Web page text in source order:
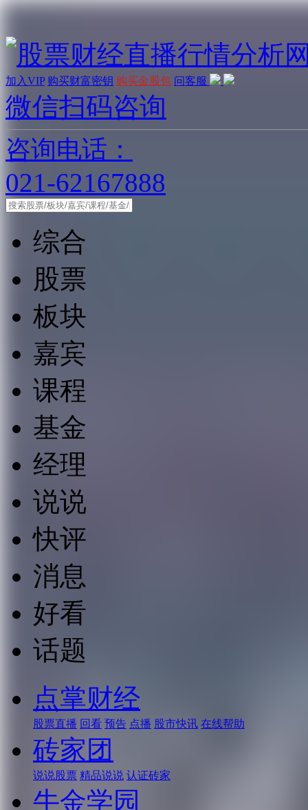
加入VIP 购买财富密钥 购买金股包 问客服
微信扫码咨询
咨询电话：
021-62167888
综合
股票
板块
嘉宾
课程
基金
经理
说说
快评
消息
好看
话题
点掌财经
股票直播 回看 预告 点播 股市快讯 在线帮助
砖家团
说说股票 精品说说 认证砖家
牛金学园